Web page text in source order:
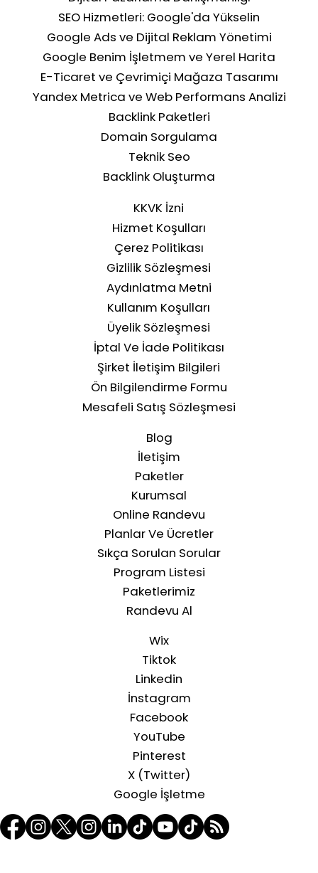
Doğal backlink, başka sitelerin içeriğinize değer
gönüllü olarak verdiği bağlantıdır. Bu rehberde Google
uyumlu, ceza riski olmayan doğal backlink alma
yöntemlerini detaylı olarak açıklıyoruz.
Portfolyo Cv Web Siteleri
Sosyal Medya Yönetimi
Dijital Pazarlama Danışmanlığı
SEO Hizmetleri: Google'da Yükselin
Google Ads ve Dijital Reklam Yönetimi
Google Benim İşletmem ve Yerel Harita
E-Ticaret ve Çevrimiçi Mağaza Tasarımı
Yandex Metrica ve Web Performans Analizi
Backlink Paketleri
Domain Sorgulama
Teknik Seo
Backlink Oluşturma
KKVK İzni
Hizmet Koşulları
Gizlilik Sözleşmesi
Aydınlatma Metni
Kullanım Koşulları
Üyelik Sözleşmesi
İptal Ve İade Politikası
Şirket İletişim Bilgileri
Mesafeli Satış Sözleşmesi
Blog
İletişim
Paketler
Kurumsal
Online Randevu
Planlar Ve Ücretler
Sıkça Sorulan Sorular
Program Listesi
Paketlerimiz